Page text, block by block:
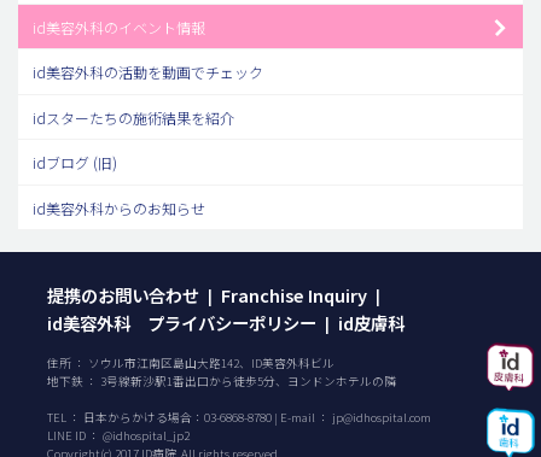
id美容外科のイベント情報
id美容外科の活動を動画でチェック
idスターたちの施術結果を紹介
idブログ (旧)
id美容外科からのお知らせ
提携のお問い合わせ | Franchise Inquiry |
id美容外科 プライバシーポリシー | id皮膚科
住所 ： ソウル市江南区島山大路142、ID美容外科ビル
地下鉄 ： 3号線新沙駅1番出口から徒歩5分、ヨンドンホテルの隣
TEL ： 日本からかける場合： 03-6868-8780 | E-mail ： jp@idhospital.com
LINE ID ： @idhospital_jp2